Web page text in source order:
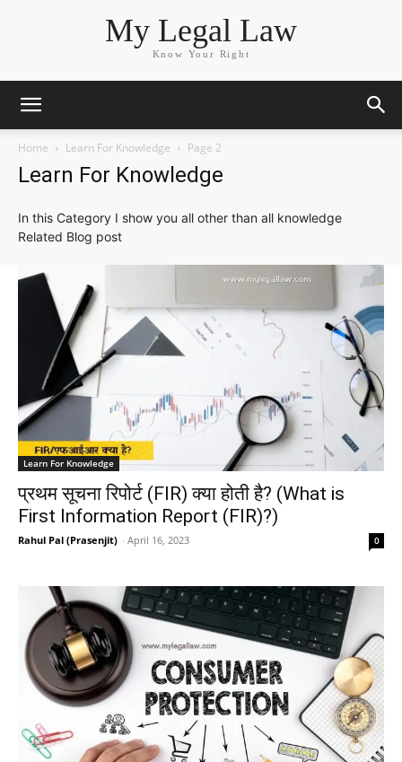
My Legal Law
Know Your Right
Home Learn For Knowledge Page 2
Learn For Knowledge
In this Category I show you all other than all knowledge
Related Blog post
Learn For Knowledge
प्रथम सूचना रिपोर्ट (FIR) क्या होती है? (What is
First Information Report (FIR)?)
Rahul Pal (Prasenjit) - April 16, 2023 0